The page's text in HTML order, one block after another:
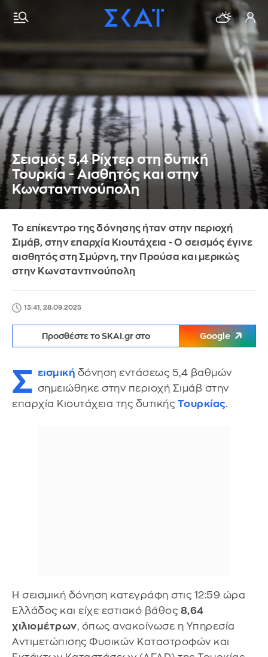
Σεισμός 5,4 Ρίχτερ στη δυτική
Τουρκία - Αισθητός και στην
Κωνσταντινούπολη
Το επίκεντρο της δόνησης ήταν στην περιοχή
Σιμάβ, στην επαρχία Κιουτάχεια - Ο σεισμός έγινε
αισθητός στη Σμύρνη, την Προύσα και μερικώς
στην Κωνσταντινούπολη
13:41, 28.09.2025
Προσθέστε το SKAI.gr στο Google
Σ εισμική δόνηση εντάσεως 5,4 βαθμών
σημειώθηκε στην περιοχή Σιμάβ στην
επαρχία Κιουτάχεια της δυτικής Τουρκίας.
Η σεισμική δόνηση κατεγράφη στις 12:59 ώρα
Ελλάδος και είχε εστιακό βάθος 8,64
χιλιομέτρων, όπως ανακοίνωσε η Υπηρεσία
Αντιμετώπισης Φυσικών Καταστροφών και